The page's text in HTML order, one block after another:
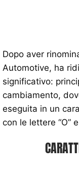
Dopo aver
Automotive, ha
significativo:
cambiamento,
eseguita in un
con le lettere “O”